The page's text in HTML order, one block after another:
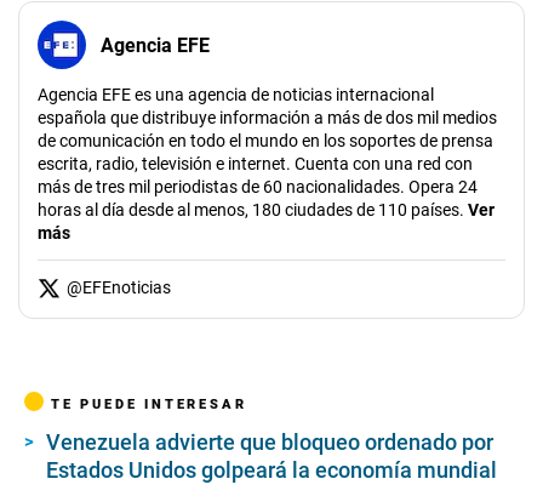
Agencia EFE
Agencia EFE es una agencia de noticias internacional
española que distribuye información a más de dos mil medios
de comunicación en todo el mundo en los soportes de prensa
escrita, radio, televisión e internet. Cuenta con una red con
más de tres mil periodistas de 60 nacionalidades. Opera 24
horas al día desde al menos, 180 ciudades de 110 países. Ver
más
@EFEnoticias
TE PUEDE INTERESAR
Venezuela advierte que bloqueo ordenado por
Estados Unidos golpeará la economía mundial